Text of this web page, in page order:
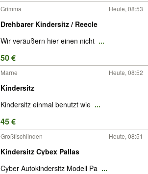
Grimma Heute, 08:53
Drehbarer Kindersitz / Reecle
Wir veräußern hier einen nicht ...
50 €
Marne Heute, 08:52
Kindersitz
Kindersitz einmal benutzt wie ...
45 €
Großfischlingen Heute, 08:51
Kindersitz Cybex Pallas
Cyber Autokindersitz Modell Pa ...